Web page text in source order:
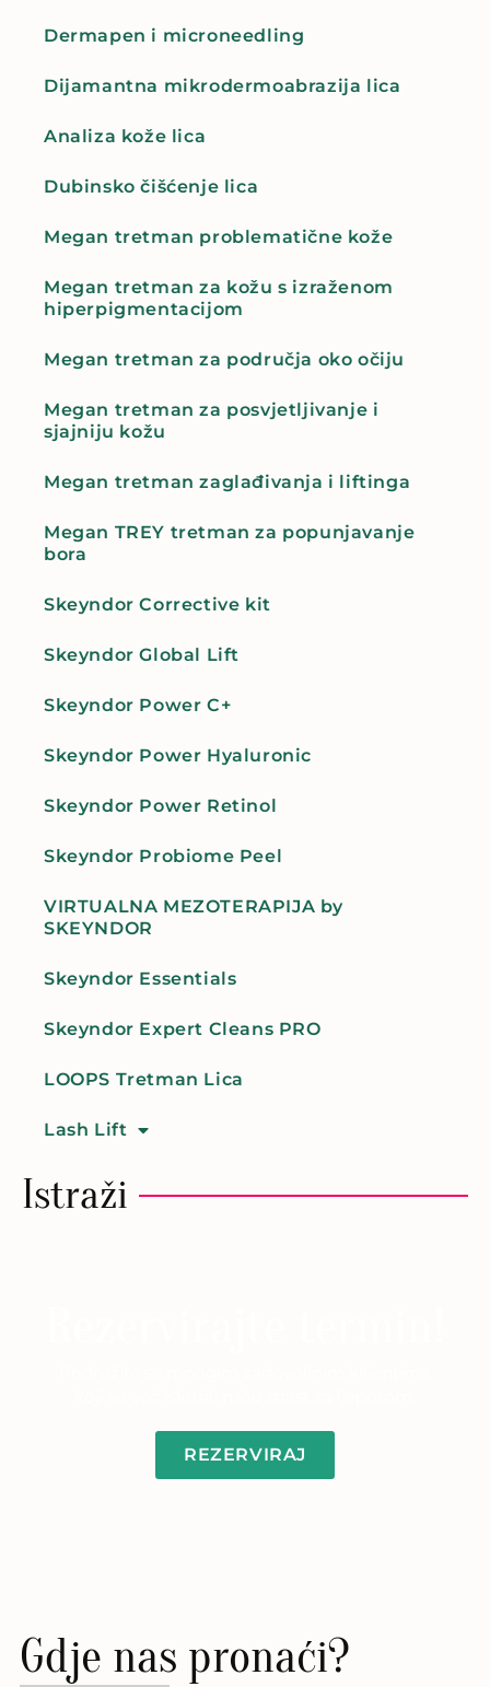
Dermapen i microneedling
Dijamantna mikrodermoabrazija lica
Analiza kože lica
Dubinsko čišćenje lica
Megan tretman problematične kože
Megan tretman za kožu s izraženom
hiperpigmentacijom
Megan tretman za područja oko očiju
Megan tretman za posvjetljivanje i
sjajniju kožu
Megan tretman zaglađivanja i liftinga
Megan TREY tretman za popunjavanje
bora
Skeyndor Corrective kit
Skeyndor Global Lift
Skeyndor Power C+
Skeyndor Power Hyaluronic
Skeyndor Power Retinol
Skeyndor Probiome Peel
VIRTUALNA MEZOTERAPIJA by
SKEYNDOR
Skeyndor Essentials
Skeyndor Expert Cleans PRO
LOOPS Tretman Lica
Lash Lift
Istraži
REZERVIRAJ
Gdje nas pronaći?